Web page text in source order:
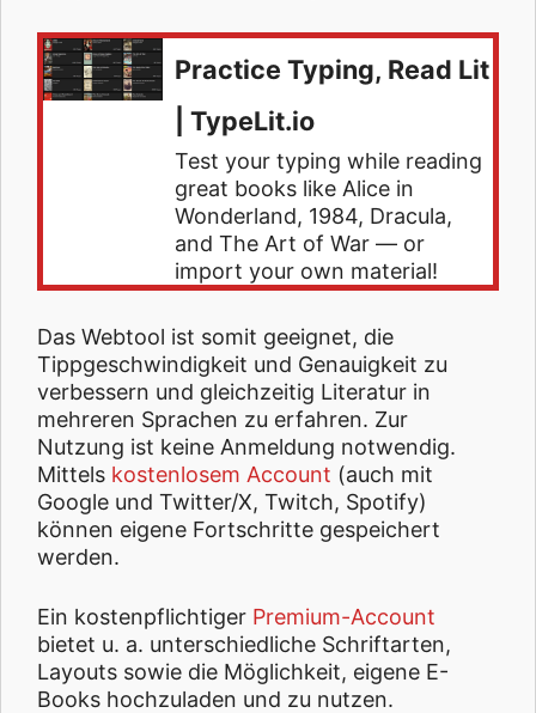
Practice Typing, Read Lit
| TypeLit.io
Test your typing while reading
great books like Alice in
Wonderland, 1984, Dracula,
and The Art of War — or
import your own material!
Das Webtool ist somit geeignet, die
Tippgeschwindigkeit und Genauigkeit zu
verbessern und gleichzeitig Literatur in
mehreren Sprachen zu erfahren. Zur
Nutzung ist keine Anmeldung notwendig.
Mittels kostenlosem Account (auch mit
Google und Twitter/X, Twitch, Spotify)
können eigene Fortschritte gespeichert
werden.
Ein kostenpflichtiger Premium-Account
bietet u. a. unterschiedliche Schriftarten,
Layouts sowie die Möglichkeit, eigene E-
Books hochzuladen und zu nutzen.